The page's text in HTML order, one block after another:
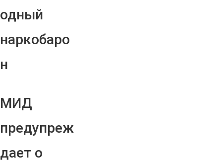
одный
наркобаро
н
МИД
предупреж
дает о